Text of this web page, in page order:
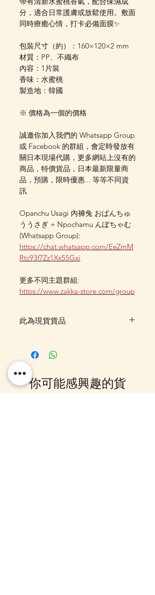
分，適合日常護膚或放鬆使用。敷面
同時療癒心情，打卡必備面膜✨
包裝尺寸（約）：160×120×2 mm
材質：PP、不織布
內容：1片裝
香味：水蜜桃
製造地：韓國
※ 價格為一個的價格
誠邀你加入我們的 Whatsapp Group
或 Facebook 的群組，會定時發放有
關日本現場代購，更多網站上沒有的
商品，特價貨品，日本最新限量商
品，預購，限時優惠... 等等不同資
訊
Opanchu Usagi 內褲兔 おぱんちゅ
ううさぎ + Npochamu んぽちゃむ
(Whatsapp Group):
https://chat.whatsapp.com/EeZmM
Rtc93f7Zz1Xx55Gxi
更多不同主題群組:
https://www.zakka-store.com/group
此為現貨貨品
Out 購買, 如系統顯示為"無庫
存"或 未能放入購物車時, 可以
Facebook PM 或 Whatsapp 我們
訂貨, 詳情請Facebook PM 或
你可能感興趣的貨